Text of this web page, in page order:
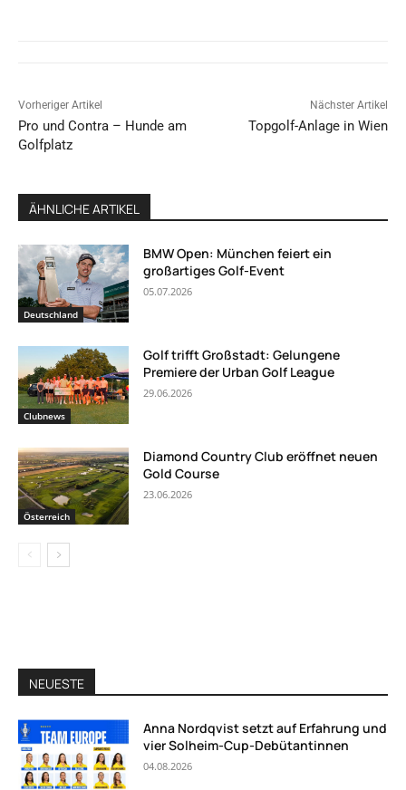
Vorheriger Artikel
Pro und Contra – Hunde am
Golfplatz
Nächster Artikel
Topgolf-Anlage in Wien
ÄHNLICHE ARTIKEL
Deutschland
BMW Open: München feiert ein
großartiges Golf-Event
05.07.2026
Clubnews
Golf trifft Großstadt: Gelungene
Premiere der Urban Golf League
29.06.2026
Österreich
Diamond Country Club eröffnet neuen
Gold Course
23.06.2026
NEUESTE
Anna Nordqvist setzt auf Erfahrung und
vier Solheim-Cup-Debütantinnen
04.08.2026